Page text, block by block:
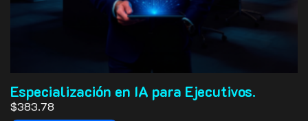
Especialización en IA para Ejecutivos.
$383.78